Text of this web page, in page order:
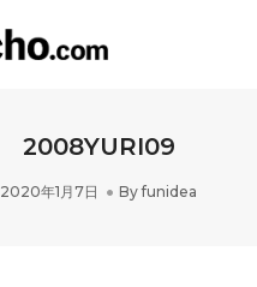
2008YURI09
2020年1月7日 Byfunidea